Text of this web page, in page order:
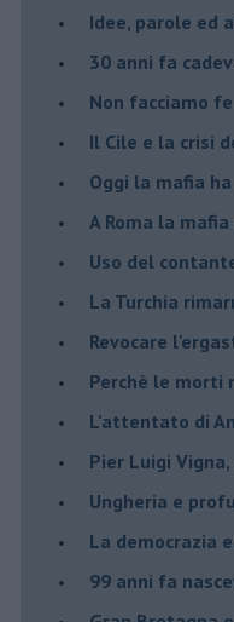
Idee, parole ed
30 anni fa
Non facciamo
Il Cile e la crisi
Oggi la mafia
A Roma la
Uso del
La Turchia
Revocare
Perchè le morti
L'attentato di
Pier Luigi
Ungheria e
La democrazia
99 anni fa